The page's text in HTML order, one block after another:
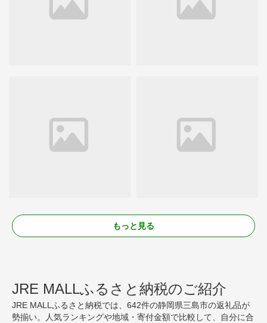
もっと見る
JRE MALLふるさと納税のご紹介
JRE MALLふるさと納税では、642件の静岡県三島市の返礼品が
勢揃い。人気ランキングや地域・寄付金額で比較して、自分に合